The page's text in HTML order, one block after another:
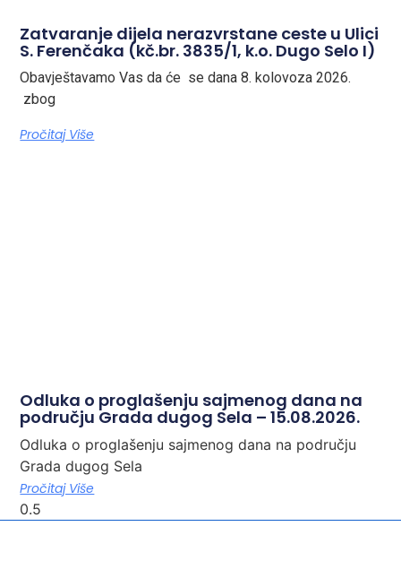
Zatvaranje dijela nerazvrstane ceste u Ulici
S. Ferenčaka (kč.br. 3835/1, k.o. Dugo Selo I)
Obavještavamo Vas da će se dana 8. kolovoza 2026.
zbog
Pročitaj Više
Odluka o proglašenju sajmenog dana na
području Grada dugog Sela – 15.08.2026.
Odluka o proglašenju sajmenog dana na području
Grada dugog Sela
Pročitaj Više